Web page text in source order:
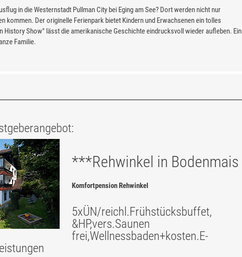
in die Westernstadt Pullman City bei Eging am See? Dort werden nicht nur
kommen. Der originelle Ferienpark bietet Kindern und Erwachsenen ein tolles
History Show" lässt die amerikanische Geschichte eindrucksvoll wieder aufleben. Ein
Familie.
***Rehwinkel in Bodenmais
Komfortpension Rehwinkel
5xÜN/reichl.Frühstücksbuffet,
&HP,vers.Saunen
frei,Wellnessbaden+kosten.E-